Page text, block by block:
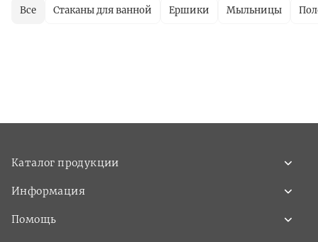
Все Стаканы для ванной Ершики Мыльницы
Каталог продукции
Информация
Помощь